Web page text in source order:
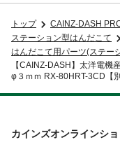
トップ CAINZ-DASH
ステーション型はんだこて
はんだこて用パーツ(ステー
【CAINZ-DASH】太洋電
φ３ｍｍ RX-80HRT-3CD【別
カインズオンラインシ